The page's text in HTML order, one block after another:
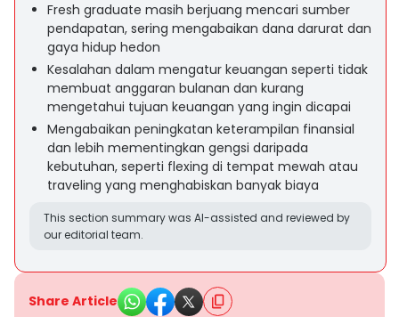
Fresh graduate masih berjuang mencari sumber
pendapatan, sering mengabaikan dana darurat dan
gaya hidup hedon
Kesalahan dalam mengatur keuangan seperti tidak
membuat anggaran bulanan dan kurang
mengetahui tujuan keuangan yang ingin dicapai
Mengabaikan peningkatan keterampilan finansial
dan lebih mementingkan gengsi daripada
kebutuhan, seperti flexing di tempat mewah atau
traveling yang menghabiskan banyak biaya
This section summary was AI-assisted and reviewed by
our editorial team.
Share Article